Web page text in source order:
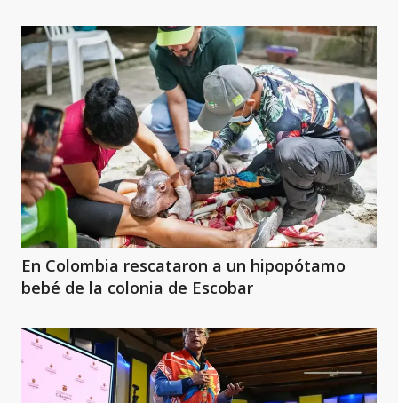
En Colombia rescataron a un hipopótamo
bebé de la colonia de Escobar